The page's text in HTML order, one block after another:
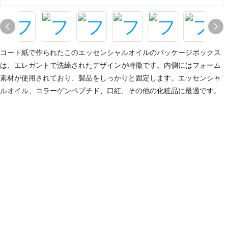
コート紙で作られたこのエッセンシャルオイルのパッケージボックス
は、エレガントで洗練されたデザインが特徴です。 内側にはフォーム
素材が使用されており、製品をしっかりと固定します。 エッセンシャ
ルオイル、コラーゲンペプチド、口紅、その他の化粧品に最適です。